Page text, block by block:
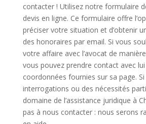
contacter ! Utilisez notre formulaire
devis en ligne. Ce formulaire offre
préciser votre situation et d’obtenir
des honoraires par email. Si vous
votre affaire avec l’avocat de
vous pouvez prendre contact avec
coordonnées fournies sur sa page.
interrogations ou des nécessités
domaine de l’assistance juridique à
pas à nous contacter : nous serons